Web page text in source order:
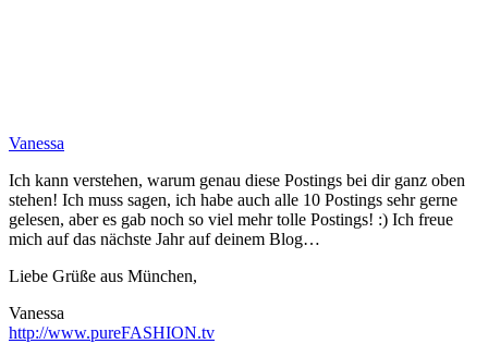
Vanessa
Ich kann verstehen, warum genau diese Postings bei dir ganz oben
stehen! Ich muss sagen, ich habe auch alle 10 Postings sehr gerne
gelesen, aber es gab noch so viel mehr tolle Postings! :) Ich freue
mich auf das nächste Jahr auf deinem Blog…
Liebe Grüße aus München,
Vanessa
http://www.pureFASHION.tv